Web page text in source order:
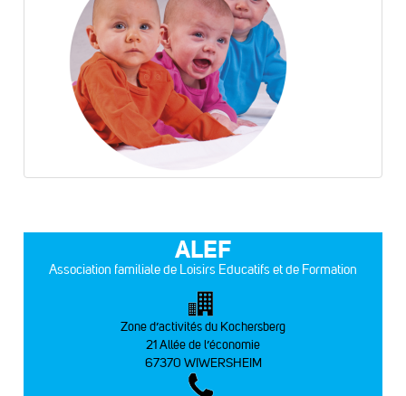
ALEF
Association familiale de Loisirs Educatifs et de Formation
Zone d’activités du Kochersberg
21 Allée de l’économie
67370 WIWERSHEIM